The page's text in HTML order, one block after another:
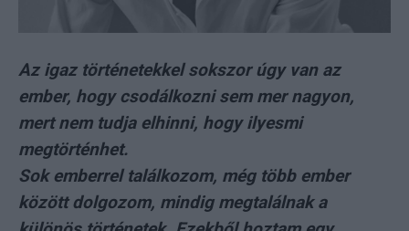
Az igaz történetekkel sokszor úgy van az
ember, hogy csodálkozni sem mer nagyon,
mert nem tudja elhinni, hogy ilyesmi
megtörténhet.
Sok emberrel találkozom, még több ember
között dolgozom, mindig megtalálnak a